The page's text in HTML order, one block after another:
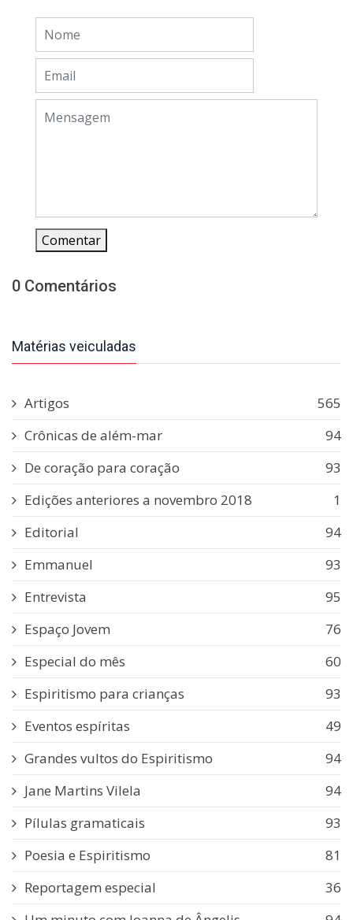
Comentar
0 Comentários
Matérias veiculadas
Artigos
565
Crônicas de além-mar
94
De coração para coração
93
Edições anteriores a novembro 2018
1
Editorial
94
Emmanuel
93
Entrevista
95
Espaço Jovem
76
Especial do mês
60
Espiritismo para crianças
93
Eventos espíritas
49
Grandes vultos do Espiritismo
94
Jane Martins Vilela
94
Pílulas gramaticais
93
Poesia e Espiritismo
81
Reportagem especial
36